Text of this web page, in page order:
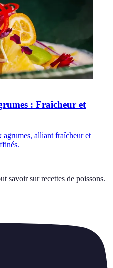
: Fraîcheur et
agrumes, alliant fraîcheur et
savoir sur recettes de poissons.